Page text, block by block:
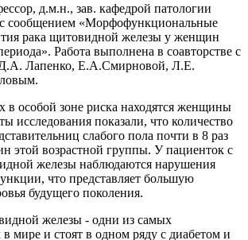
д.м.н., зав. кафедрой патологии
сообщением «Морфофункциональные
рака щитовидной железы у женщин
Работа выполнена в соавторстве с
Д.А. Лапенко, Е.А.Смирновой, Л.Е.
особой зоне риска находятся женщины
исследования показали, что количество
слабого пола почти в 8 раз
этой возрастной группы. У пациенток с
железы наблюдаются нарушения
что представляет большую
будущего поколения.
железы - одни из самых
мире и стоят в одном ряду с диабетом и